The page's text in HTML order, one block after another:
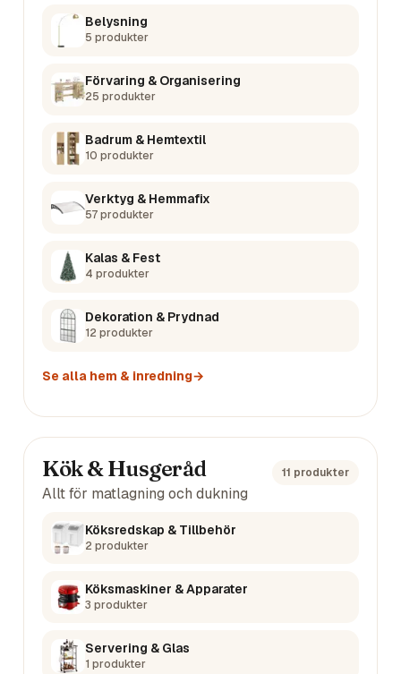
Belysning
5 produkter
Förvaring & Organisering
25 produkter
Badrum & Hemtextil
10 produkter
Verktyg & Hemmafix
57produkter
Kalas & Fest
4 produkter
Dekoration & Prydnad
12 produkter
Se alla hem & inredning→
Kök & Husgeråd 11 produkter
Allt för matlagning och dukning
Köksredskap & Tillbehör
2 produkter
Köksmaskiner & Apparater
3 produkter
Servering & Glas
1 produkter